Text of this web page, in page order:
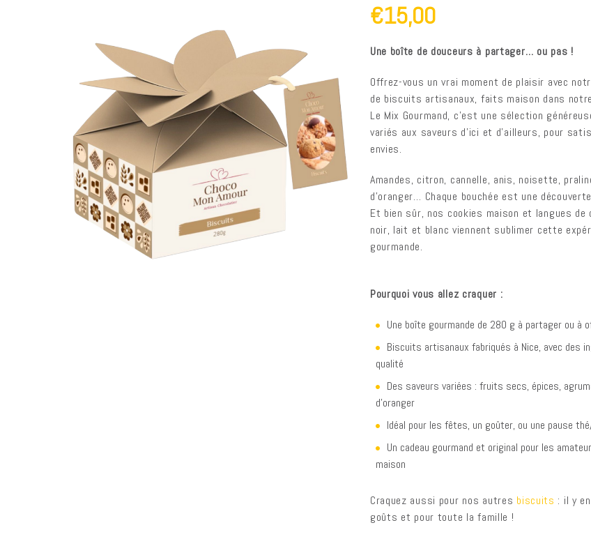
€15,00
Une boîte de douceurs à partager… ou pas !
Offrez-vous un vrai moment de plaisir avec
de biscuits artisanaux, faits maison dans
Le Mix Gourmand, c’est une sélection
variés aux saveurs d’ici et d’ailleurs, pour
envies.
Amandes, citron, cannelle, anis, noisette,
d’oranger… Chaque bouchée est une
Et bien sûr, nos cookies maison et langues de
noir, lait et blanc viennent sublimer cette
gourmande.
Pourquoi vous allez craquer :
Une boîte gourmande de 280 g à partager ou à
Biscuits artisanaux fabriqués à Nice, avec des
qualité
Des saveurs variées : fruits secs, épices,
d’oranger
Idéal pour les fêtes, un goûter, ou une pause
Un cadeau gourmand et original pour les
maison
Craquez aussi pour nos autres biscuits : il y
goûts et pour toute la famille !